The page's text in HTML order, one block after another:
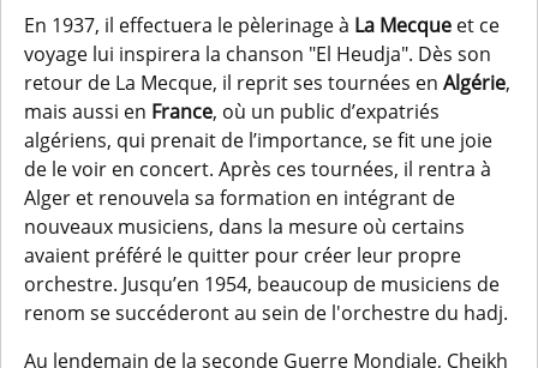
En 1937, il effectuera le pèlerinage à La Mecque et ce
voyage lui inspirera la chanson "El Heudja". Dès son
retour de La Mecque, il reprit ses tournées enAlgérie,
mais aussi en France, où un public d’expatriés
algériens, qui prenait de l’importance, se fit une joie
de le voir en concert. Après ces tournées, il rentra à
Alger et renouvela sa formation en intégrant de
nouveaux musiciens, dans la mesure où certains
avaient préféré le quitter pour créer leur propre
orchestre. Jusqu’en 1954, beaucoup de musiciens de
renom se succéderont au sein de l'orchestre du hadj.
Au lendemain de la seconde Guerre Mondiale, Cheikh